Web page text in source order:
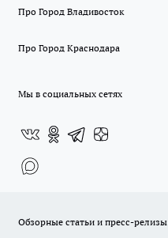
Про Город Владивосток
Про Город Краснодара
Мы в социальных сетях
Обзорные статьи и пресс-релизы